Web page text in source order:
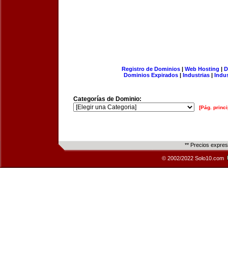
Registro de Dominios| Web Hosting |
Dominios Expirados | Industrias |
Categorías de Dominio:
[Pág.
** Precios
© 2002/2022 Solo10.com